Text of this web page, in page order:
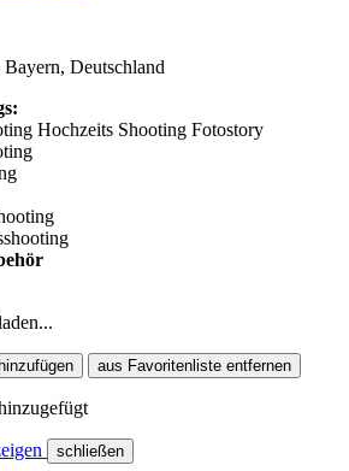
Deutschland
Hochzeits Shooting Fotostory
aus Favoritenliste entfernen
schließen